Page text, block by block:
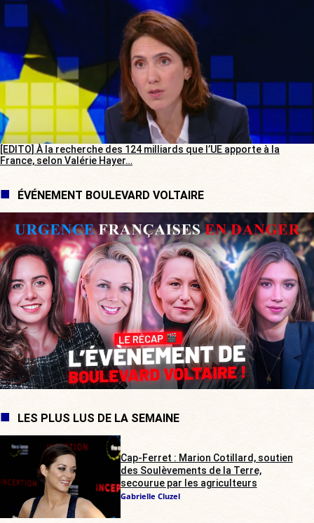
[EDITO] À la recherche des 124 milliards que l’UE apporte à la
France, selon Valérie Hayer…
ÉVÉNEMENT BOULEVARD VOLTAIRE
LES PLUS LUS DE LA SEMAINE
Cap-Ferret : Marion Cotillard, soutien
des Soulèvements de la Terre,
secourue par les agriculteurs
Gabrielle Cluzel